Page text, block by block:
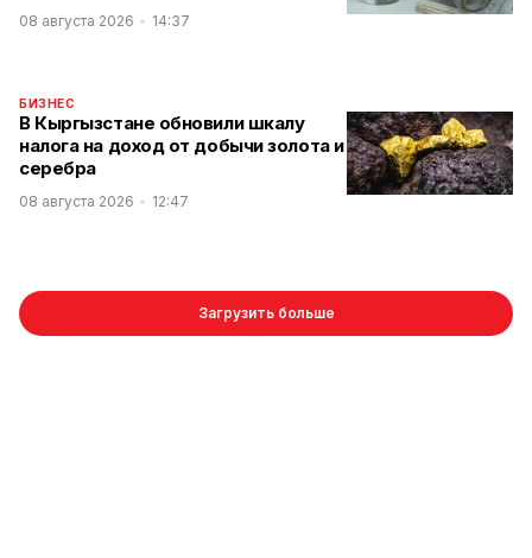
08 августа 2026 14:37
БИЗНЕС
В Кыргызстане обновили шкалу
налога на доход от добычи золота и
серебра
08 августа 2026 12:47
Загрузить больше